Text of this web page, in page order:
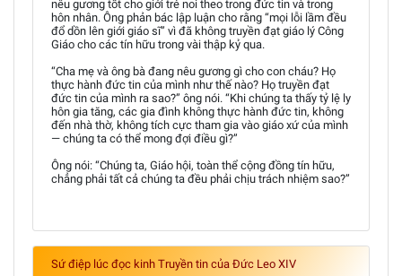
nêu gương tốt cho giới trẻ noi theo trong đức tin và trong
hôn nhân. Ông phản bác lập luận cho rằng “mọi lỗi lầm đều
đổ dồn lên giới giáo sĩ” vì đã không truyền đạt giáo lý Công
Giáo cho các tín hữu trong vài thập kỷ qua.
“Cha mẹ và ông bà đang nêu gương gì cho con cháu? Họ
thực hành đức tin của mình như thế nào? Họ truyền đạt
đức tin của mình ra sao?” ông nói. “Khi chúng ta thấy tỷ lệ ly
hôn gia tăng, các gia đình không thực hành đức tin, không
đến nhà thờ, không tích cực tham gia vào giáo xứ của mình
— chúng ta có thể mong đợi điều gì?”
Ông nói: “Chúng ta, Giáo hội, toàn thể cộng đồng tín hữu,
chẳng phải tất cả chúng ta đều phải chịu trách nhiệm sao?”
Sứ điệp lúc đọc kinh Truyền tin của Đức Leo XIV